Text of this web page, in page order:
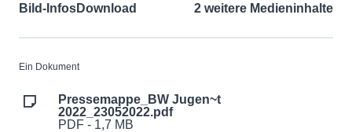
Bild-InfosDownload 2 weitere Medieninhalte
Ein Dokument
Pressemappe_BW Jugen~t
2022_23052022.pdf
PDF - 1,7 MB